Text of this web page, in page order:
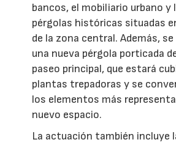
bancos, el mobiliario urbano y
pérgolas históricas situadas
de la zona central. Además,
una nueva pérgola porticada
paseo principal, que estará
plantas trepadoras y se
los elementos más
nuevo espacio.
La actuación también incluye